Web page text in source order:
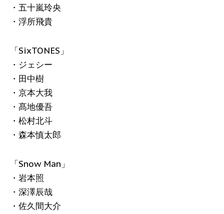
・五十嵐玲央
・浮所飛貴
「SixTONES」
・ジェシー
・田中樹
・京本大我
・髙地優吾
・松村北斗
・森本慎太郎
「Snow Man」
・岩本照
・深澤辰哉
・佐久間大介